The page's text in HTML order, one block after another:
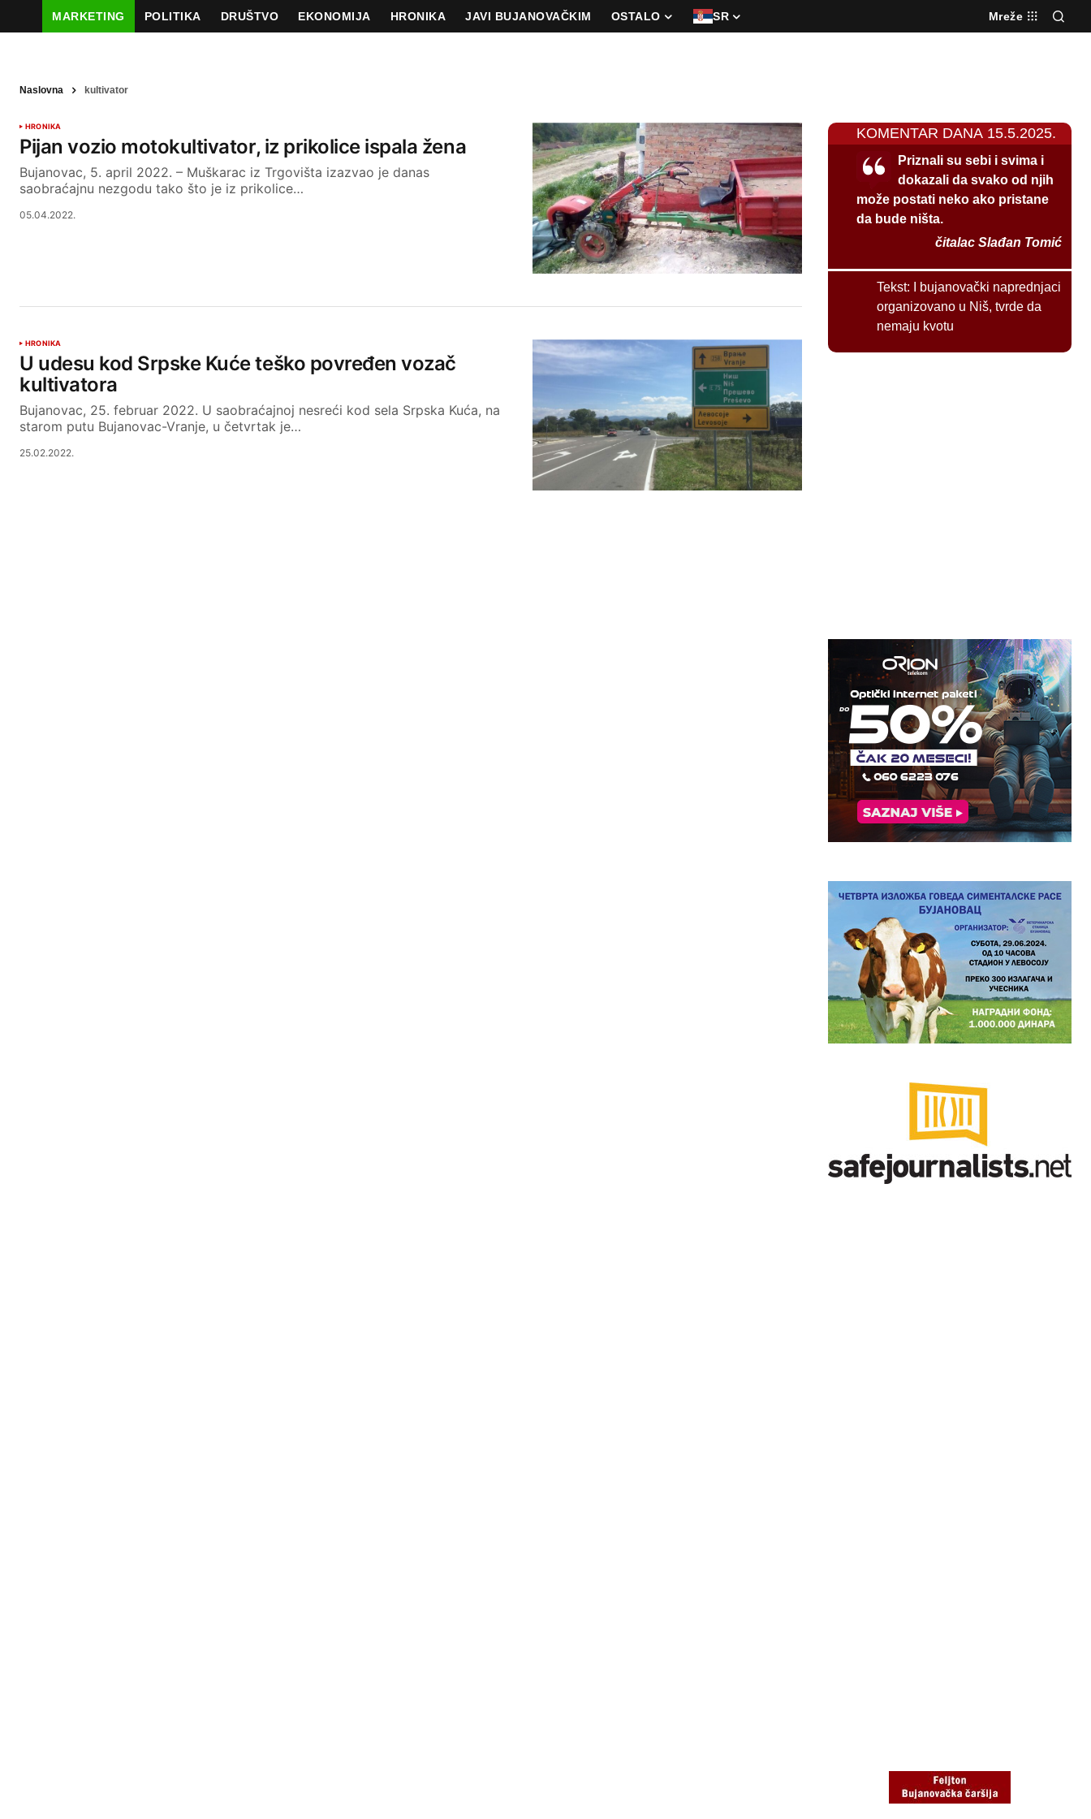
MARKETING POLITIKA DRUŠTVO EKONOMIJA HRONIKA JAVI BUJANOVAČKIM OSTALO SR Mreže
Naslovna kultivator
HRONIKA
Pijan vozio motokultivator, iz prikolice ispala žena
Bujanovac, 5. april 2022. – Muškarac iz Trgovišta izazvao je danas
saobraćajnu nezgodu tako što je iz prikolice…
05.04.2022.
HRONIKA
U udesu kod Srpske Kuće teško povređen vozač
kultivatora
Bujanovac, 25. februar 2022. U saobraćajnoj nesreći kod sela Srpska Kuća, na
starom putu Bujanovac-Vranje, u četvrtak je…
25.02.2022.
KOMENTAR DANA 15.5.2025.
Priznali su sebi i svima i
dokazali da svako od njih
može postati neko ako pristane
da bude ništa.
čitalac Slađan Tomić
Tekst:
I bujanovački naprednjaci
organizovano u Niš, tvrde da
nemaju kvotu